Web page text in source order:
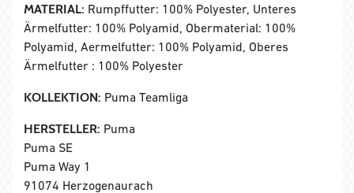
MATERIAL: Rumpffutter: 100% Polyester, Unteres
Ärmelfutter: 100% Polyamid, Obermaterial: 100%
Polyamid, Aermelfutter: 100% Polyamid, Oberes
Ärmelfutter : 100% Polyester
KOLLEKTION: Puma Teamliga
HERSTELLER: Puma
Puma SE
Puma Way 1
91074 Herzogenaurach